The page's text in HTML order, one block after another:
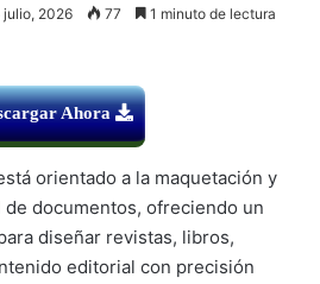
2026 77 1 minuto de lectura
Ahora
orientado a la maquetación y
documentos, ofreciendo un
diseñar revistas, libros,
editorial con precisión